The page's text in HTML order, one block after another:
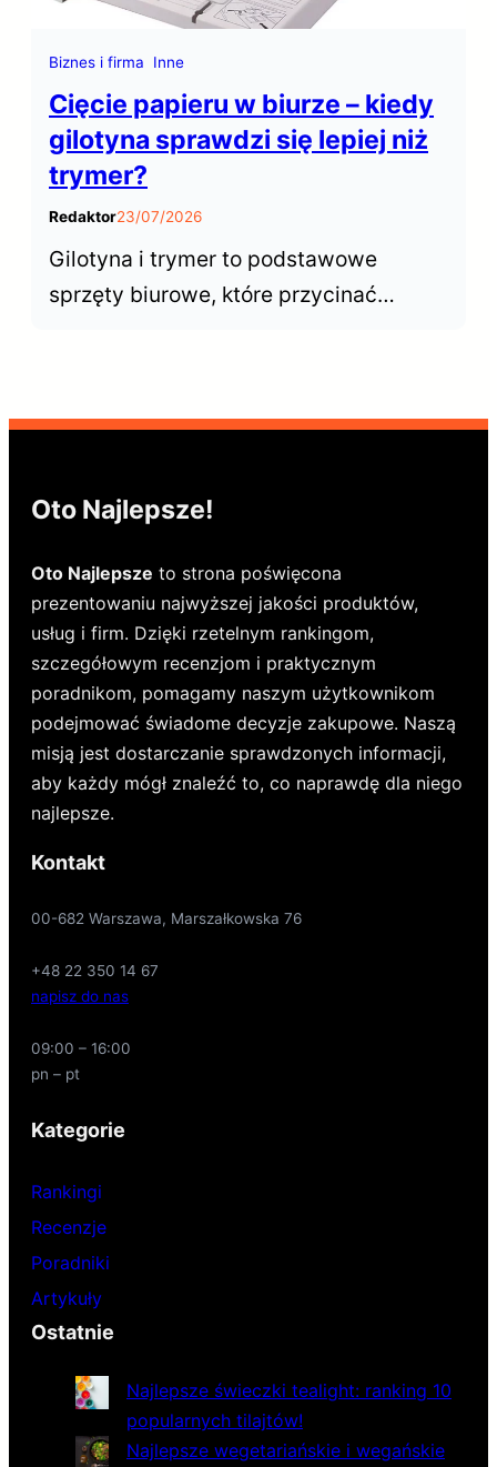
Biznes i firma Inne
Cięcie papieru w biurze – kiedy
gilotyna sprawdzi się lepiej niż
trymer?
Redaktor23/07/2026
Gilotyna i trymer to podstawowe
sprzęty biurowe, które przycinać
wystarczy trymer?
Oto Najlepsze!
Oto Najlepsze to strona poświęcona
prezentowaniu najwyższej jakości produktów,
usług i firm. Dzięki rzetelnym rankingom,
szczegółowym recenzjom i praktycznym
poradnikom, pomagamy naszym użytkownikom
podejmować świadome decyzje zakupowe. Naszą
misją jest dostarczanie sprawdzonych informacji,
aby każdy mógł znaleźć to, co naprawdę dla niego
najlepsze.
Kontakt
00-682 Warszawa, Marszałkowska 76
+48 22 350 14 67
napisz do nas
09:00 – 16:00
pn – pt
Kategorie
Rankingi
Recenzje
Poradniki
Artykuły
Ostatnie
Najlepsze świeczki tealight: ranking 10
popularnych tilajtów!
Najlepsze wegetariańskie i wegańskie